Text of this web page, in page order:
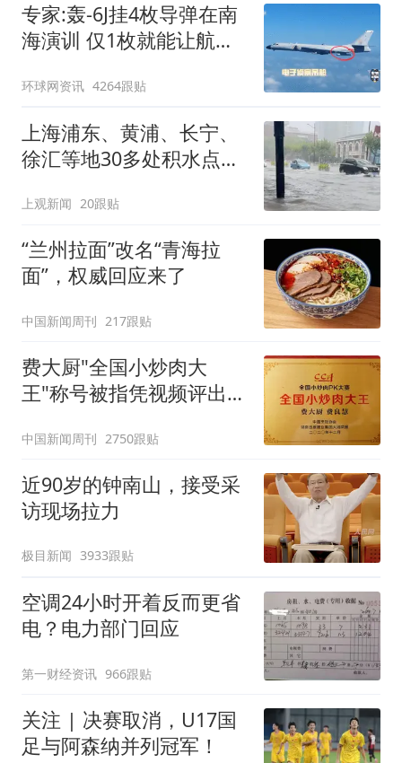
专家:轰-6J挂4枚导弹在南
海演训 仅1枚就能让航母
环球网资讯 4264跟贴
上海浦东、黄浦、长宁、
徐汇等地30多处积水点正
上观新闻 20跟贴
“兰州拉面”改名“青海拉
面”，权威回应来了
中国新闻周刊 217跟贴
费大厨"全国小炒肉大
王"称号被指凭视频评出
中国新闻周刊 2750跟贴
近90岁的钟南山，接受采
访现场拉力
极目新闻 3933跟贴
空调24小时开着反而更省
电？电力部门回应
第一财经资讯 966跟贴
关注 | 决赛取消，U17国
足与阿森纳并列冠军！